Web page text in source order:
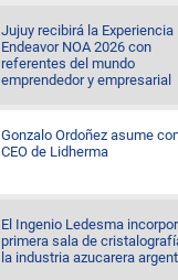
Jujuy recibirá la Experiencia
Endeavor NOA 2026 con
referentes del mundo
emprendedor y empresarial
Gonzalo Ordoñez asume
CEO de Lidherma
El Ingenio Ledesma
primera sala de
la industria azucarera